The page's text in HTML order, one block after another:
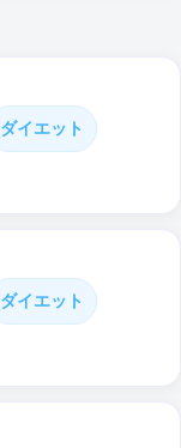
ダイエット
ダイエット